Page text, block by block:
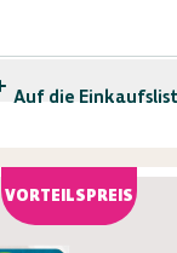
Auf die
VORTEILSPREIS